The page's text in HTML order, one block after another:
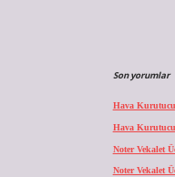
Son yorumlar
Hava
Hava
Noter Vekalet
Noter Vekalet